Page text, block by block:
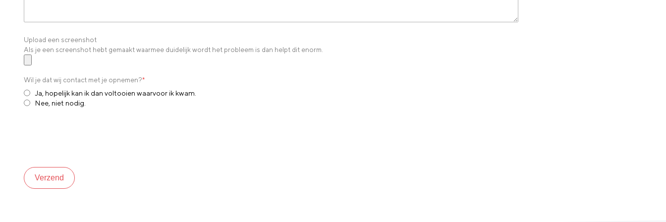
Upload een screenshot
Als je een screenshot hebt gemaakt waarmee duidelijk wordt het probleem is dan helpt dit enorm.
Wil je dat wij contact met je opnemen?*
Ja, hopelijk kan ik dan voltooien waarvoor ik kwam.
Nee, niet nodig.
Verzend